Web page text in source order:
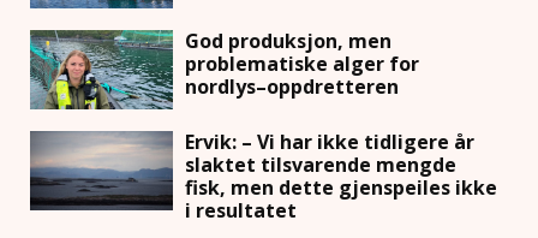
God produksjon, men
problematiske alger for
nordlys–oppdretteren
Ervik: – Vi har ikke tidligere år
slaktet tilsvarende mengde
fisk, men dette gjenspeiles ikke
i resultatet